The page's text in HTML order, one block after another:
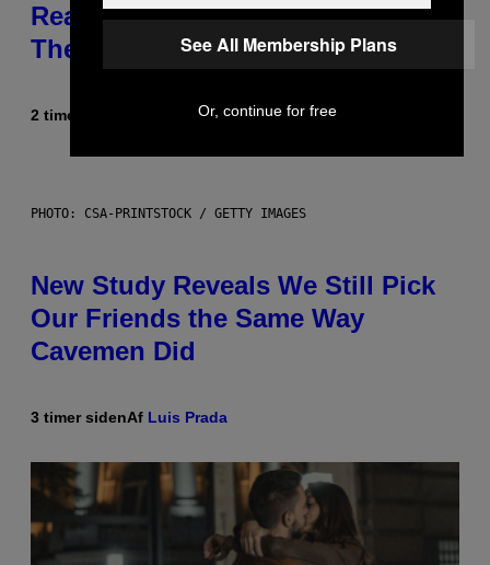
Reasons Couples End Up in
Therapy, According to an Expert
2 timer siden Sammi Caramela
PHOTO: CSA-PRINTSTOCK / GETTY IMAGES
New Study Reveals We Still Pick
Our Friends the Same Way
Cavemen Did
3 timer sidenAf Luis Prada
See All Membership Plans
Or, continue for free